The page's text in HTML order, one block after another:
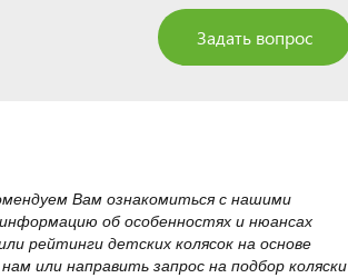
Задать вопрос
Вам ознакомиться с нашими
об особенностях и нюансах
рейтинги детских колясок на основе
или направить запрос на подбор коляски